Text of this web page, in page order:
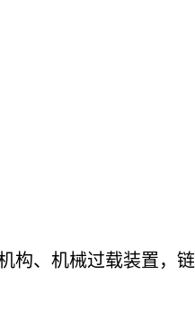
、机械过载装置，